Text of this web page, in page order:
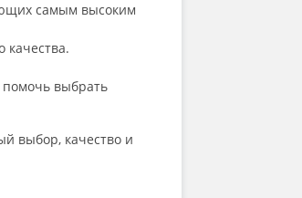
самым высоким
помочь выбрать
выбор, качество и